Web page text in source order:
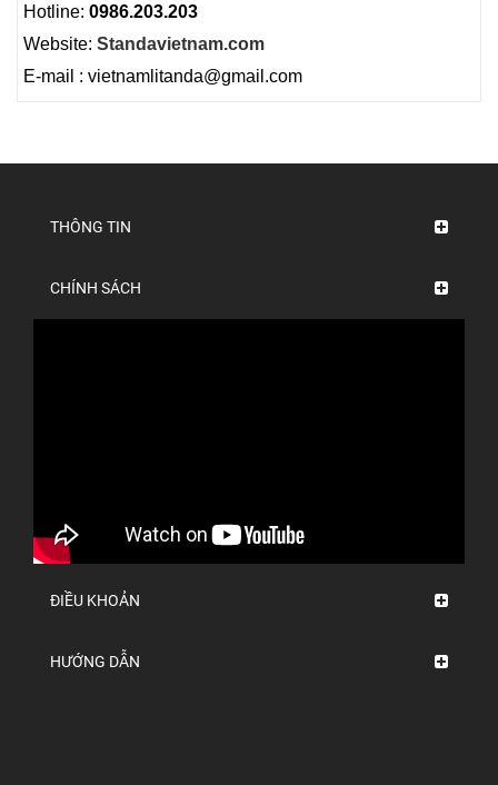
Hotline: 0986.203.203
Website: Standavietnam.com
E-mail : vietnamlitanda@gmail.com
THÔNG TIN
CHÍNH SÁCH
ĐIỀU KHOẢN
HƯỚNG DẪN